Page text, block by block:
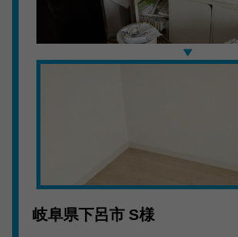
た。対応も迅速で、次もお願いした
岐阜県内の不用品回収・お片付けは
岐阜県下呂市 S様